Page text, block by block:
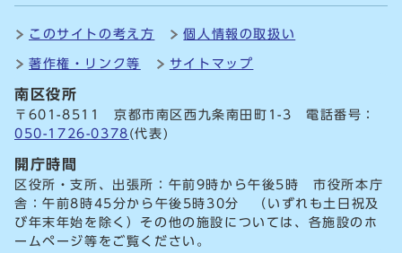
このサイトの考え方 個人情報の取扱い
著作権・リンク等 サイトマップ
南区役所
〒601-8511 京都市南区西九条南田町1-3 電話番号：
050-1726-0378 (代表)
開庁時間
区役所・支所、出張所：午前9時から午後5時 市役所本庁
舎：午前8時45分から午後5時30分 （いずれも土日祝及
び年末年始を除く）その他の施設については、各施設のホ
ームページ等をご覧ください。